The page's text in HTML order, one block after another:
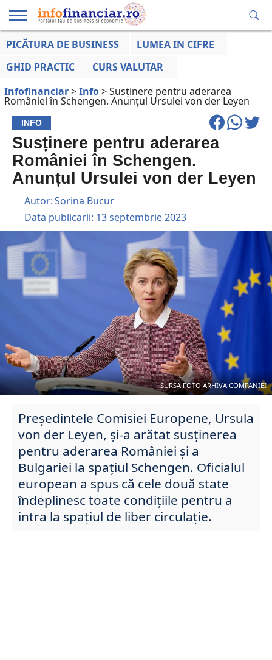
EDUCAȚIE
LA ZI
AFACERILOR
PICĂTURA DE BUSINESS
LUMEA IN CIFRE
GHID PRACTIC
CURS VALUTAR
Infofinanciar>Info>Susținere pentru aderarea
României în Schengen. Anunțul Ursulei von der Leyen
INFO
Susținere pentru aderarea
României în Schengen.
Anunțul Ursulei von der Leyen
Autor:Sorina Bucur
Data publicarii: 13 septembrie 2023
SURSA FOTO ARHIVA COMPANIEI
Președintele Comisiei Europene, Ursula
von der Leyen, și-a arătat susținerea
pentru aderarea României și a
Bulgariei la spațiul Schengen. Oficialul
european a spus că cele două state
îndeplinesc toate condițiile pentru a
intra la spațiul de liber circulație.